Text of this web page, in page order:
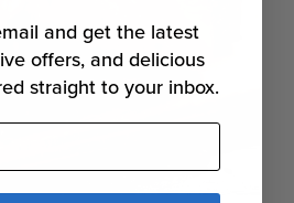
and get the latest
offers, and delicious
straight to your inbox.